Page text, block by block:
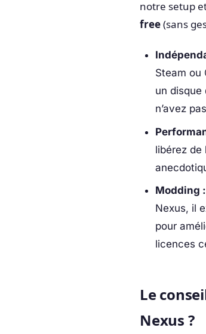
notre setup
free(sans
Steam ou
un disque
n’avez
libérez de
Modding :
Nexus, il
pour
licences
Le
Nexus ?